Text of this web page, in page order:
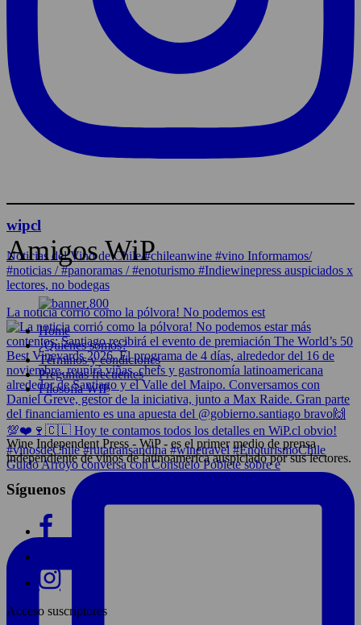
wipcl
Noticias del Vino de Chile/#chileanwine #vino Informamos/
#noticias / #panoramas / #enoturismo #Indiewinepress auspiciados x
lectores, no bodegas
La noticia corrió como la pólvora! No podemos est
Guido Arroyo conversa con Consuelo Poblete sobre e
Amigos WiP
Home
¿Quiénes somos?
Términos y condiciones
Preguntas frecuentes
Filosofía WIP
Wine Independent Press - WiP - es el primer medio de prensa
independiente de vinos de latinoamerica auspiciado por sus lectores.
Síguenos
Acceso suscriptores